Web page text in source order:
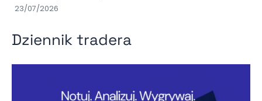
23/07/2026
Dziennik tradera